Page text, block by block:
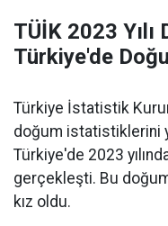
TÜİK 2023
Türkiye'de
Türkiye İstatistik
doğum istatistiklerini
Türkiye'de 2023
gerçekleşti. Bu
kız oldu.